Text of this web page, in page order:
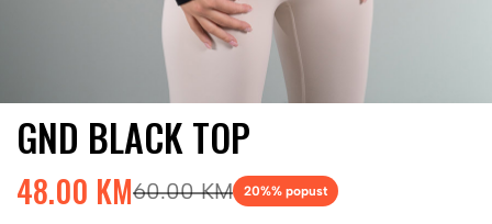
GND BLACK TOP
48.00 KM60.00 KM 20%% popust